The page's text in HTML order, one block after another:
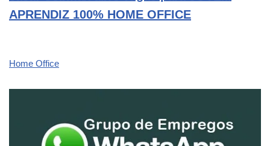
APRENDIZ 100% HOME OFFICE
Home Office